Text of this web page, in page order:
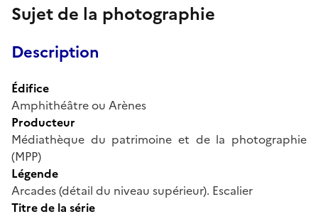
Sujet de la photographie
Description
Édifice
Amphithéâtre ou Arènes
Producteur
Médiathèque du patrimoine et de la photographie
(MPP)
Légende
Arcades (détail du niveau supérieur). Escalier
Titre de la série